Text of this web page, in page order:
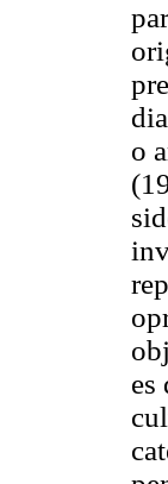
o
es